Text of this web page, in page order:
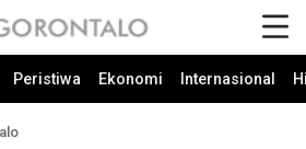
Peristiwa Ekonomi Internasional